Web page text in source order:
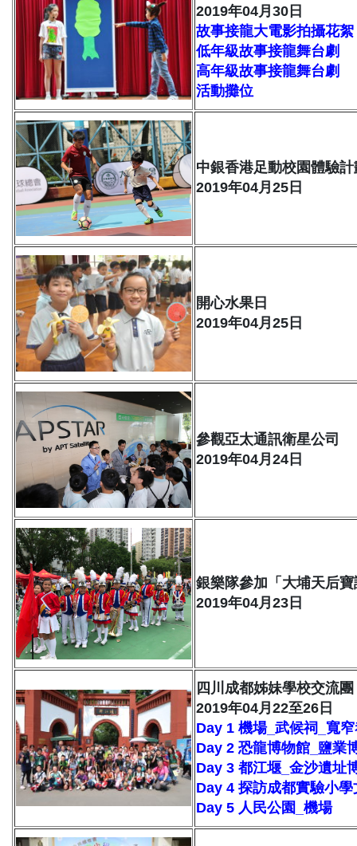
2019年04月30日
故事接龍大電影拍攝花絮
低年級故事接龍舞台劇
高年級故事接龍舞台劇
活動攤位
中銀香港足動校園體驗計
2019年04月25日
開心水果日
2019年04月25日
參觀亞太通訊衛星公司
2019年04月24日
銀樂隊參加「大埔天后
2019年04月23日
四川成都姊妹學校交流團
2019年04月22至26日
Day 1 機場_武候祠_寬
Day 2 恐龍博物館_鹽業
Day 3 都江堰_金沙遺址
Day 4 探訪成都實驗小
Day 5 人民公園_機場